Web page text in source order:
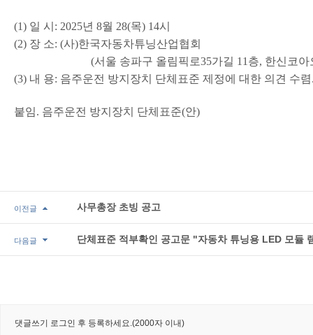
(1) 일 시 : 2025년 8월 28(목) 14시
(2) 장 소: (사)한국자동차튜닝산업협회
(서울 송파구 올림픽로35가길 11 층, 한신코
(3) 내 용: 음주운전 방지장치 단체표준 제정에 대한 의견 수렴
붙임. 음주운전 방지장치 단체표준(안)
이전글 사무총장 초빙 공고
다음글 단체표준 적부확인 공고문 "자동차 튜닝용 LED 모듈
댓글쓰기 로그인 후 등록하세요.(2000자 이내)